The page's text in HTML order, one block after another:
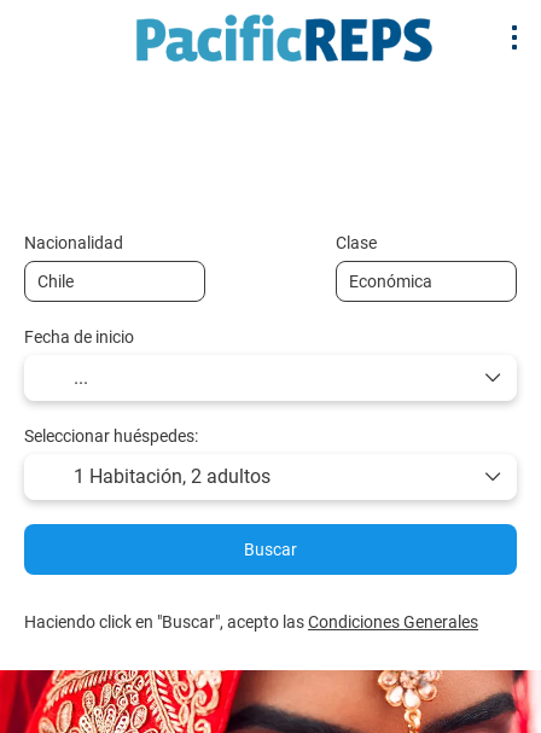
Nacionalidad Clase
Fecha de inicio
Seleccionar huéspedes:
1 Habitación, 2 adultos
Buscar
Haciendo click en "Buscar", acepto lasCondiciones Generales